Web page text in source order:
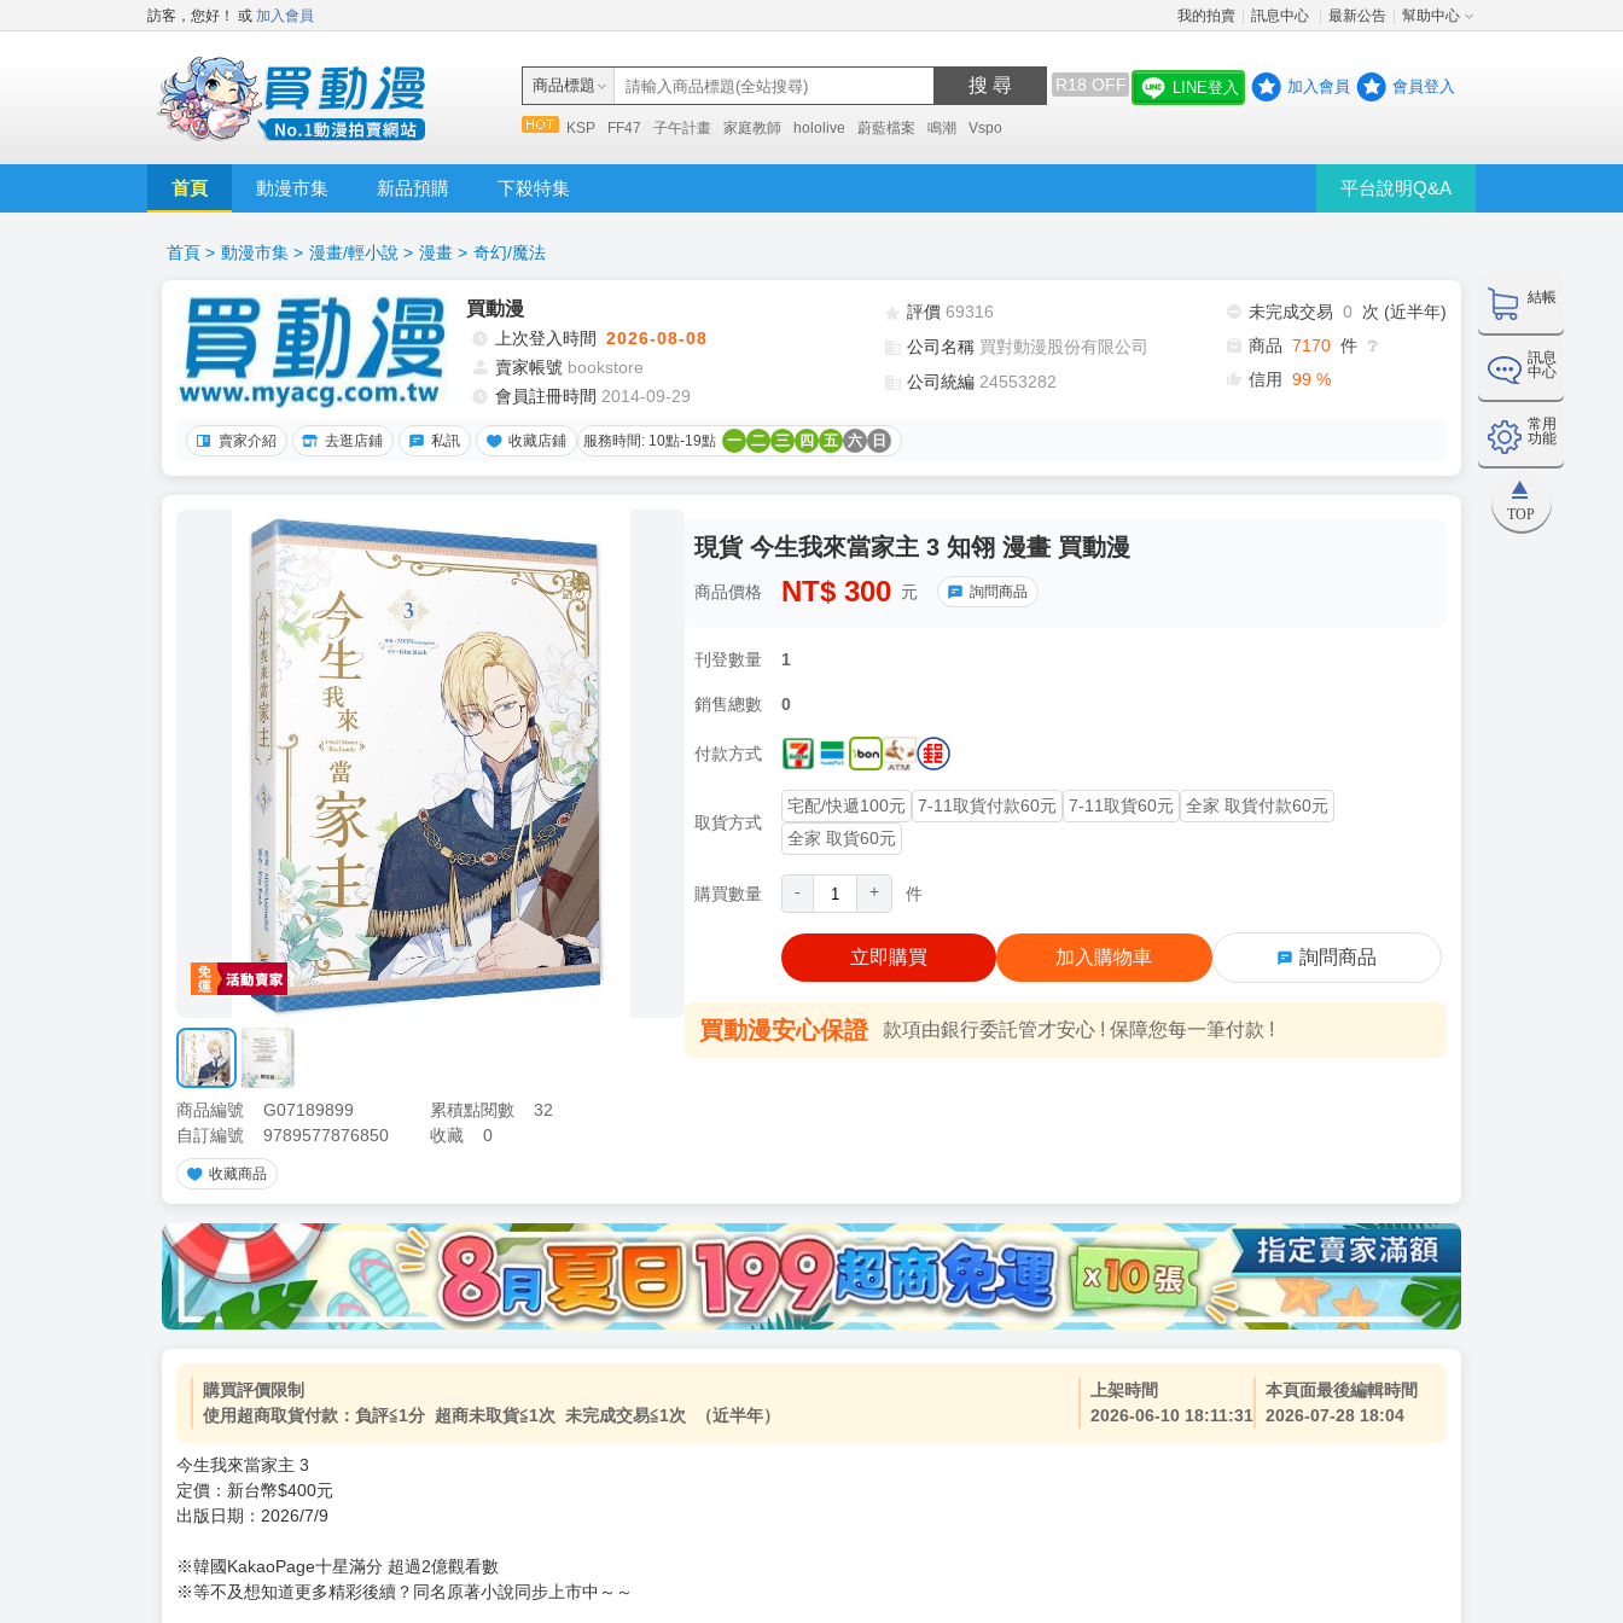
訪客，您好！ 或 加入會員 我的拍賣 訊息中心 最新公告 幫助中心
商品標題 搜 尋 R18 OFF
KSP FF47 子午計畫 家庭教師 hololive 蔚藍檔案 鳴潮 Vspo
LINE登入 加入會員 會員登入
首頁 動漫市集 新品預購 下殺特集 平台說明Q&A
結帳
訊息
中心
常用
功能
TOP
首頁 > 動漫市集 > 漫畫/輕小說 > 漫畫 > 奇幻/魔法
買動漫
上次登入時間 2026-08-08
賣家帳號 bookstore
會員註冊時間 2014-09-29
評價 69316
公司名稱 買對動漫股份有限公司
公司統編 24553282
未完成交易 0
次 (近半年)
商品 7170 件 ❔
信用 99 %
賣家介紹 去逛店鋪 私訊 收藏店鋪 服務時間: 10點-19點 一 二 三 四 五 六 日
商品編號 G07189899 累積點閱數
32
自訂編號
9789577876850 收藏 0
收藏商品
現貨 今生我來當家主 3 知翎 漫畫 買動漫
商品價格 NT$ 300 元 詢問商品
刊登數量 1
銷售總數 0
付款方式
取貨方式
宅配/快遞100元 7-11取貨付款60元 7-11取貨60元
全家 取貨付款60元
全家 取貨60元
購買數量 - + 件
立即購買 加入購物車 詢問商品
買動漫安心保證 款項由銀行委託管才安心 ! 保障您每一筆付款 !
購買評價限制
使用超商取貨付款：負評≦1分 超商未取貨≦1次 未完成交易≦1次 （近半年）
上架時間
2026-06-10 18:11:31
本頁面最後編輯時間
2026-07-28 18:04
今生我來當家主 3
定價：新台幣$400元
出版日期：2026/7/9
※韓國KakaoPage十星滿分 超過2億觀看數
※等不及想知道更多精彩後續？同名原著小說同步上市中～～